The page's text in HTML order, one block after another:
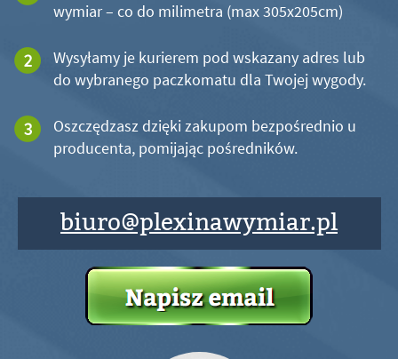
wymiar – co do milimetra (max 305x205cm)
Wysyłamy je kurierem pod wskazany adres lub
do wybranego paczkomatu dla Twojej wygody.
Oszczędzasz dzięki zakupom bezpośrednio u
producenta, pomijając pośredników.
biuro@plexinawymiar.pl